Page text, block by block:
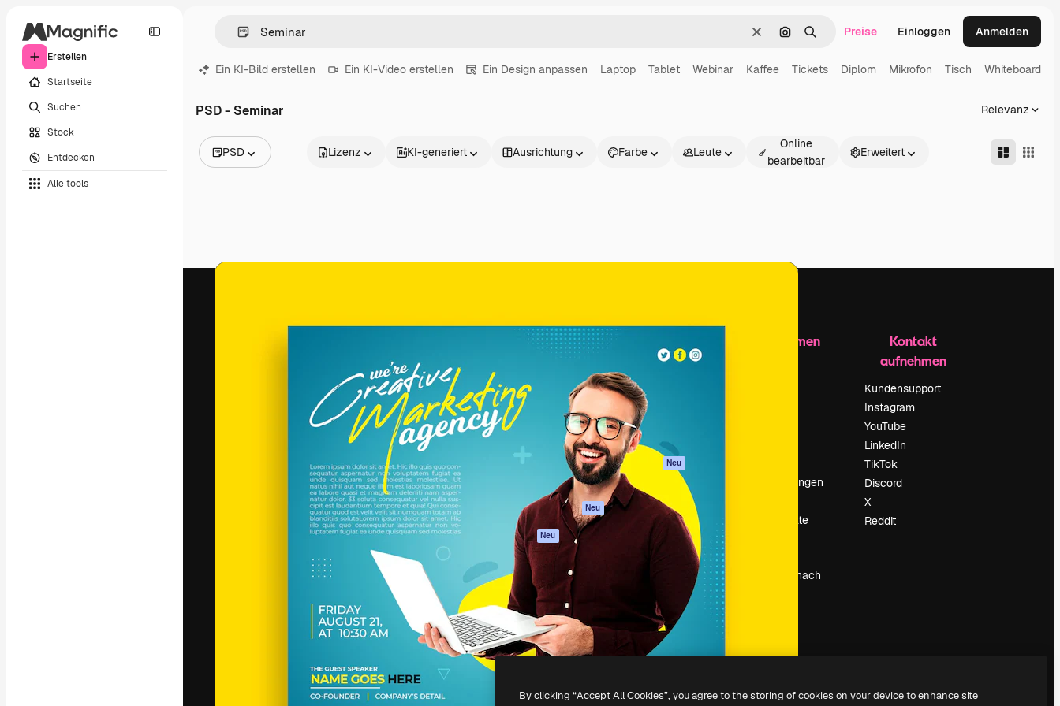
Erstellen
Startseite
Suchen
Stock
Entdecken
Alle tools
LöschenNach Bild suchen
SuchenPreise Einloggen Anmelden
Ein KI-Bild erstellen Ein KI-Video erstellen Ein Design anpassen Laptop Tablet Webinar Kaffee Tickets Diplom Mikrofon Tisch Whiteboard
PSD - Seminar Relevanz
PSD
Videos
Lizenz KI-generiert Ausrichtung Farbe Leute
Online
bearbeitbar
Erweitert
Die kreative Plattform, um deine beste
Arbeit zu verwirklichen. Mehr als 1 Million
Abonnenten unter Kreativen, Unternehmen,
Agenturen und Studios.
Produkte
Spaces
KI-Assistent
KI-Bildgenerator
KI-Videogenerator
Stimmengenerator
Stock-Inhalte
MCP für
Claude/ChatGPT
Neu
Agenten Neu
Mobile App
Alle Magnific-Tools
Academy
Dokumentation
Support
AGB
Datenschutzerklärung
Originale
Neu
Cookie-Richtlinie
Vertrauenszentrum
Partner
Unternehmen
Unternehmen
Veranstaltungen
Deine Inhalte
Suchst du nach
Kontakt
aufnehmen
Kundensupport
Instagram
YouTube
LinkedIn
TikTok
Discord
X
Reddit
Copyright © 2010-2026Freepik Company S.L.U.Alle Rechte vorbehalten
By clicking “Accept All Cookies”, you agree to the storing of cookies on your device to enhance site